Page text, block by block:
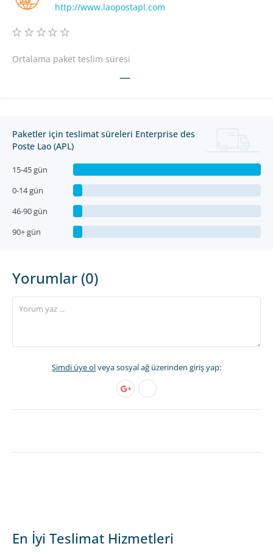
http://www.laopostapl.com
Ortalama paket teslim süresi
—
Paketler için teslimat süreleri Enterprise des
Poste Lao (APL)
15-45 gün
0-14 gün
46-90 gün
90+ gün
Yorumlar (0)
Şimdi üye olveya sosyal ağ üzerinden giriş yap:
En İyi Teslimat Hizmetleri